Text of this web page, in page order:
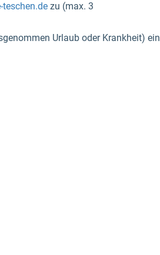
teschen.de zu (max. 3
Urlaub oder Krankheit) ein